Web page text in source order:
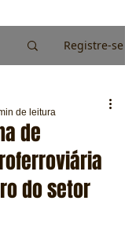
Registre-se
de
do setor
de leitura
5 estrelas.